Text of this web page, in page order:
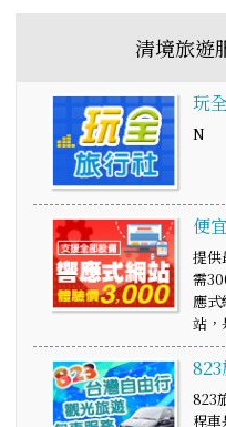
清境旅遊
玩
N
便
提供
需
應
站
823
程